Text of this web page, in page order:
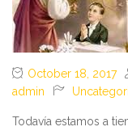
October 18, 2017
admin
Todavía estamos a